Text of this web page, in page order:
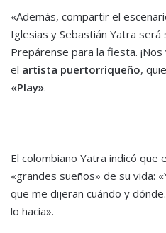
«Además, compartir el
Iglesias y Sebastián Yatra
Prepárense para la fiesta.
el artista puertorriqueño,
«Play».
El colombiano Yatra indicó que
«grandes sueños» de su vida:
que me dijeran cuándo y
lo hacía».